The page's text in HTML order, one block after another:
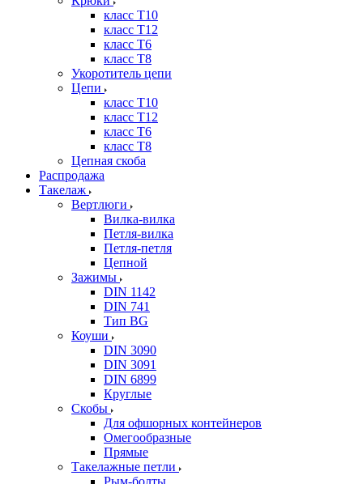
класс Т10
класс Т12
класс Т6
класс Т8
Укоротитель цепи
Цепи
класс Т10
класс Т12
класс Т6
класс Т8
Цепная скоба
Распродажа
Такелаж
Вертлюги
Вилка-вилка
Петля-вилка
Петля-петля
Цепной
Зажимы
DIN 1142
DIN 741
Тип BG
Коуши
DIN 3090
DIN 3091
DIN 6899
Круглые
Скобы
Для офшорных контейнеров
Омегообразные
Прямые
Такелажные петли
Рым-болты